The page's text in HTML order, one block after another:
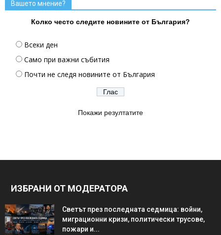
Вашето мнение?
Колко често следите новините от България?
Всеки ден
Само при важни събития
Почти не следя новините от България
Покажи резултатите
ИЗБРАНИ ОТ МОДЕРАТОРА
Светът през последната седмица: войни,
миграционни кризи, политически трусове,
пожари и...